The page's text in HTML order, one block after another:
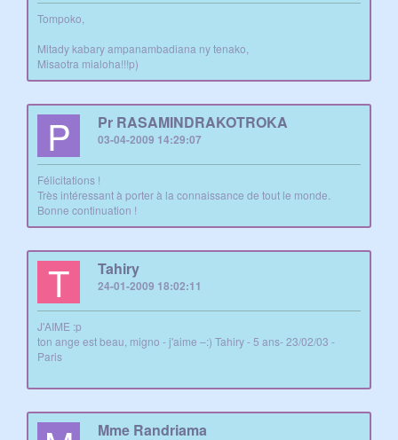
Tompoko,
Mitady kabary ampanambadiana ny tenako,
Misaotra mialoha!!!p)
P Pr RASAMINDRAKOTROKA
03-04-2009 14:29:07
Félicitations !
Très intéressant à porter à la connaissance de tout le monde.
Bonne continuation !
T Tahiry
24-01-2009 18:02:11
J'AIME :p
ton ange est beau, migno - j'aime –:) Tahiry - 5 ans- 23/02/03 -
Paris
Mme Randriama